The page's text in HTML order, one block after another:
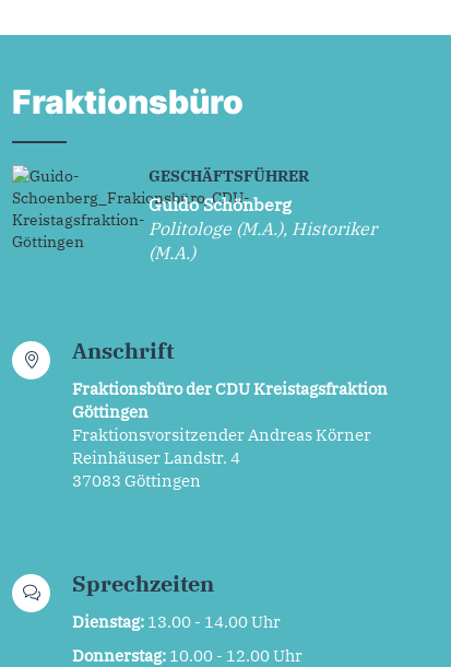
Fraktionsbüro
GESCHÄFTSFÜHRER
Guido Schönberg
Politologe (M.A.), Historiker
(M.A.)
Anschrift
Fraktionsbüro der CDU Kreistagsfraktion
Göttingen
Fraktionsvorsitzender Andreas Körner
Reinhäuser Landstr. 4
37083 Göttingen
Sprechzeiten
Dienstag: 13.00 - 14.00 Uhr
Donnerstag: 10.00 - 12.00 Uhr